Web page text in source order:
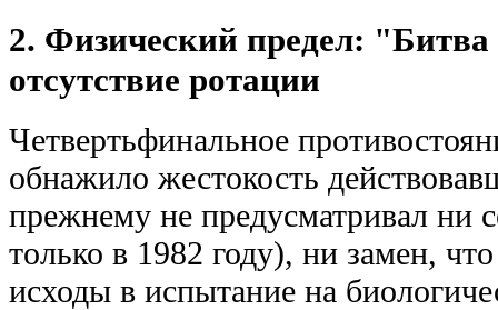
2. Физический предел:
отсутствие ротации
Четвертьфинальное
обнажило жестокость
прежнему не предусматривал ни
только в 1982 году), ни замен,
исходы в испытание на